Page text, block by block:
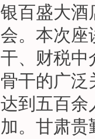
银百盛大酒
会。本次座
干、财税中
骨干的广泛
达到五百余
加。甘肃